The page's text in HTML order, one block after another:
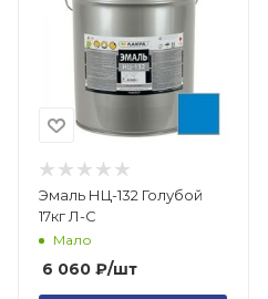
Эмаль НЦ-132 Голубой
17кг Л-С
Мало
6 060 ₽/шт